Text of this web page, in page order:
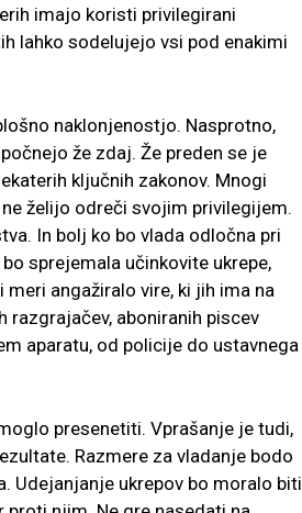
imajo koristi privilegirani
lahko sodelujejo vsi pod enakimi
naklonjenostjo. Nasprotno,
že zdaj. Že preden se je
ključnih zakonov. Mnogi
želijo odreči svojim privilegijem.
In bolj ko bo vlada odločna pri
sprejemala učinkovite ukrepe,
angažiralo vire, ki jih ima na
aboniranih piscev
aparatu, od policije do ustavnega
presenetiti. Vprašanje je tudi,
Razmere za vladanje bodo
Udejanjanje ukrepov bo moralo biti